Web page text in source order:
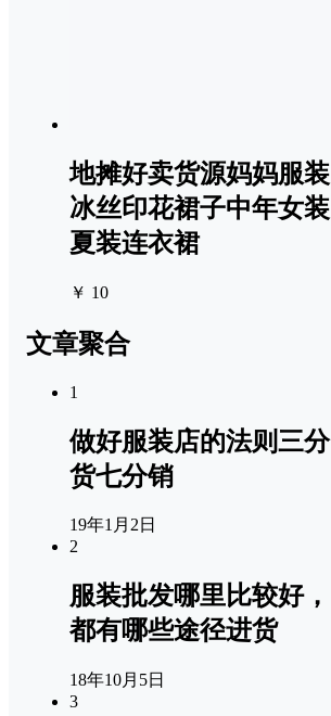
地摊好卖货源妈妈服装
冰丝印花裙子中年女装
夏装连衣裙
￥ 10
文章聚合
1
做好服装店的法则三分
货七分销
19年1月2日
2
服装批发哪里比较好，
都有哪些途径进货
18年10月5日
3